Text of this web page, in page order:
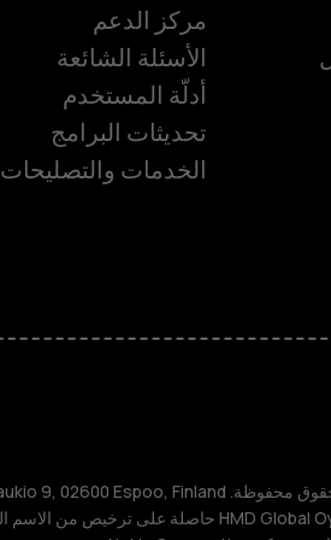
مركز الدعم
الأسئلة الشائعة
أدلّة المستخدم
تحديثات البرامج
الخدمات والتصليحات